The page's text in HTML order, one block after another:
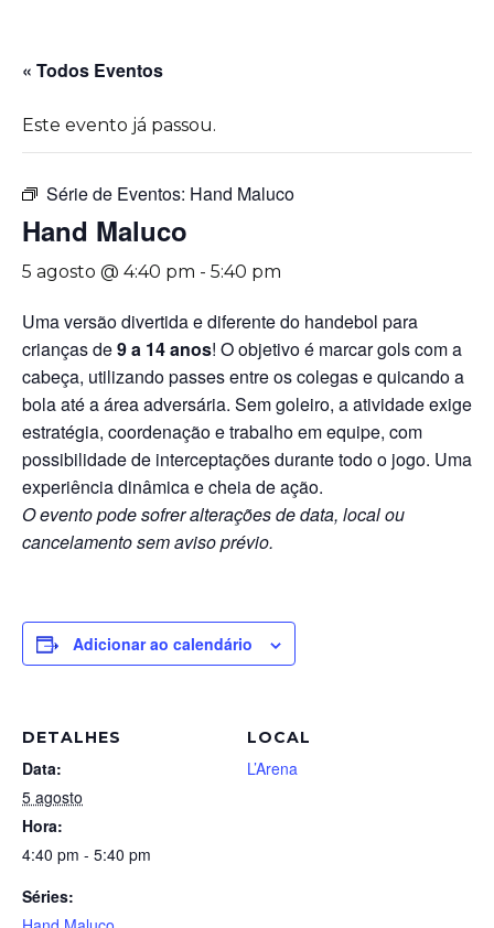
« Todos Eventos
Este evento já passou.
Série de Eventos: Hand Maluco
Hand Maluco
5 agosto @ 4:40 pm - 5:40 pm
Uma versão divertida e diferente do handebol para
crianças de9 a 14 anos! O objetivo é marcar gols com a
cabeça, utilizando passes entre os colegas e quicando a
bola até a área adversária. Sem goleiro, a atividade exige
estratégia, coordenação e trabalho em equipe, com
possibilidade de interceptações durante todo o jogo. Uma
experiência dinâmica e cheia de ação.
O evento pode sofrer alterações de data, local ou
cancelamento sem aviso prévio.
Adicionar ao calendário
DETALHES
Data:
5 agosto
Hora:
4:40 pm - 5:40 pm
Séries:
LOCAL
L’Arena